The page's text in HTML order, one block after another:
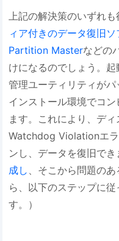
上記の解決策のいずれも
ィア付きのデータ復旧ソ
Partition Masterなどの
けになるのでしょう。
管理ユーティリティが
インストール環境でコ
ます。これにより、デ
Watchdog Violationエ
ンし、データを復旧でき
成し 、そこから問題の
ら、以下のステップに
す。）